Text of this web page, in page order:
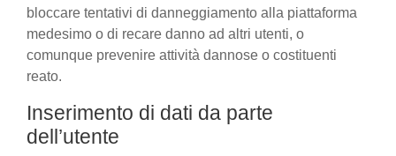
bloccare tentativi di danneggiamento alla piattaforma
medesimo o di recare danno ad altri utenti, o
comunque prevenire attività dannose o costituenti
reato.
Inserimento di dati da parte
dell’utente